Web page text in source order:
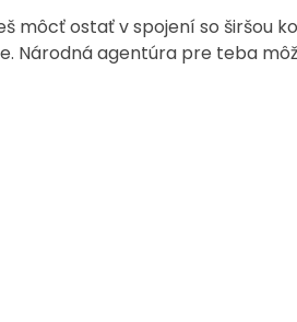
môcť ostať v spojení so širšou
Národná agentúra pre teba